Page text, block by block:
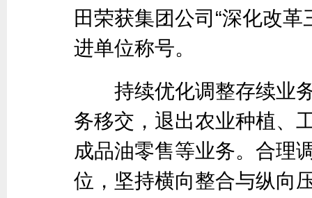
田荣获集团公司“深化改革
进单位称号。
持续优化调整存续业务
务移交，退出农业种植、
成品油零售等业务。合理
位，坚持横向整合与纵向